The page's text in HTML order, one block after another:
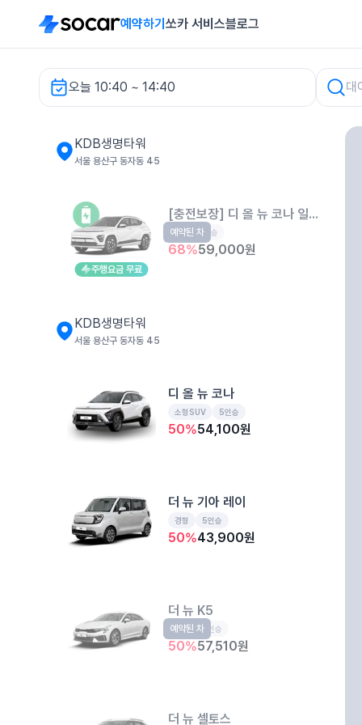
예약하기 쏘카 서비스블로그
오늘 10:40 ~ 14:40
KDB생명타워 렌터카
KDB생명타워
서울 용산구 동자동 45
주행요금 무료
[충전보장] 디 올 뉴 코나 일렉트릭 롱
EV 5인승
68%59,000원
예약된 차
KDB생명타워
서울 용산구 동자동 45
디 올 뉴 코나
소형SUV 5인승
50%54,100원
더 뉴 기아 레이
경형 5인승
50%43,900원
더 뉴 K5
중형 5인승
50%57,510원
예약된 차
더 뉴 셀토스